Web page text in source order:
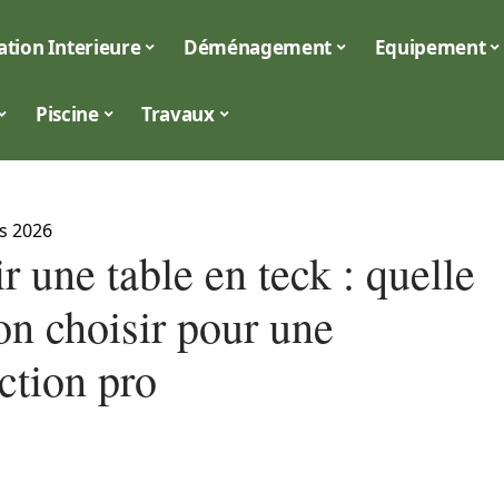
Interieure Déménagement Equipement
Piscine Travaux
2026
une table en teck : quelle
choisir pour une
pro